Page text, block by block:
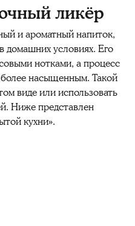
ликёр
и ароматный напиток,
домашних условиях. Его
нотками, а процесс
насыщенным. Такой
виде или использовать
Ниже представлен
кухни».